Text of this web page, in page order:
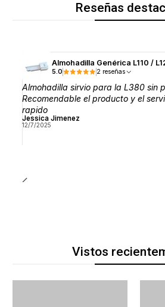
Reseñas
Almohadilla Genérica L110 /
5.0 2 reseñas
Almohadilla sirvio para la L380 sin
Recomendable el producto y el
rapido
Jessica Jimenez
12/7/2025
Vistos